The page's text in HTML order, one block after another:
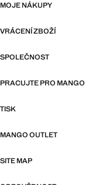
MOJE NÁKUPY
VRÁCENÍ ZBOŽÍ
SPOLEČNOST
PRACUJTE PRO MANGO
TISK
MANGO OUTLET
SITE MAP